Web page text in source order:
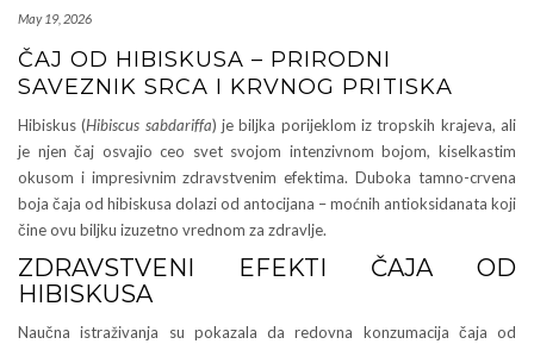
May 19, 2026
ČAJ OD HIBISKUSA – PRIRODNI
SAVEZNIK SRCA I KRVNOG PRITISKA
Hibiskus (Hibiscus sabdariffa) je biljka porijeklom iz tropskih krajeva, ali
je njen čaj osvajio ceo svet svojom intenzivnom bojom, kiselkastim
okusom i impresivnim zdravstvenim efektima. Duboka tamno-crvena
boja čaja od hibiskusa dolazi od antocijana – moćnih antioksidanata koji
čine ovu biljku izuzetno vrednom za zdravlje.
ZDRAVSTVENI EFEKTI ČAJA OD
HIBISKUSA
Naučna istraživanja su pokazala da redovna konzumacija čaja od